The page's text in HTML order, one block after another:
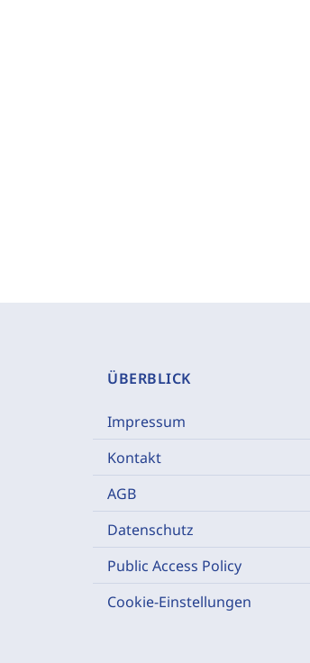
ÜBERBLICK
Impressum
Kontakt
AGB
Datenschutz
Public Access Policy
Cookie-Einstellungen